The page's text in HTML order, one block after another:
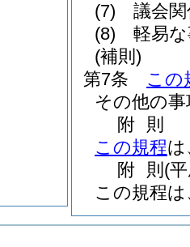
(7)
議会
(8)
軽易
(補則)
第7条
この
その他の
附 則
この規程は
附 則 (
この規程